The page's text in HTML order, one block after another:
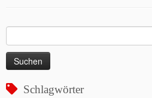
nach:
Schlagwörter